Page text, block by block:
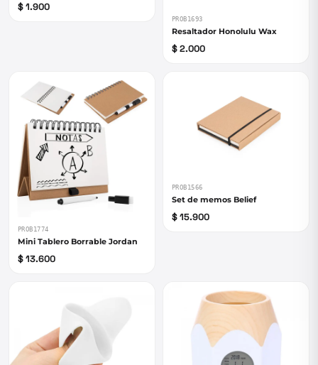
$ 1.900
PROB1693
Resaltador Honolulu Wax
$ 2.000
PROB1774
Mini Tablero Borrable Jordan
$ 13.600
PROB1566
Set de memos Belief
$ 15.900